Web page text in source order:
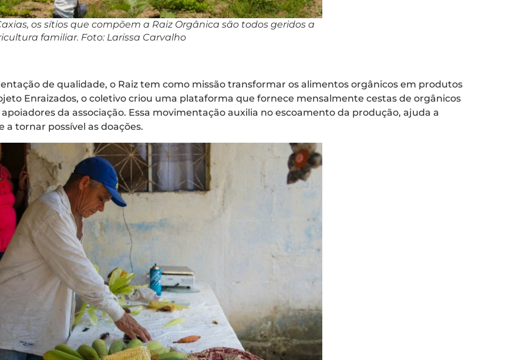
os sítios que compõem a Raiz Orgânica são todos geridos a
familiar. Foto: Larissa Carvalho
de qualidade, o Raiz tem como missão transformar os alimentos orgânicos em produtos
Enraizados, o coletivo criou uma plataforma que fornece mensalmente cestas de orgânicos
da associação. Essa movimentação auxilia no escoamento da produção, ajuda a
tornar possível as doações.